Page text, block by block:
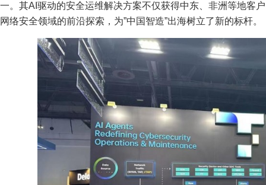
一。其AI驱动的安全运维解决方案不仅获得中东、非洲等地客
网络安全领域的前沿探索，为”中国智造”出海树立了新的标杆。